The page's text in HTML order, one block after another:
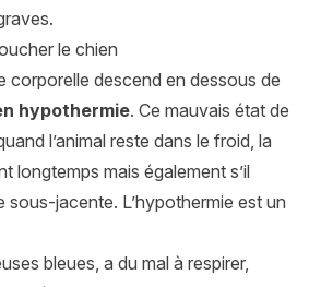
le chien
corporelle descend en dessous de
hypothermie. Ce mauvais état de
l’animal reste dans le froid, la
longtemps mais également s’il
sous-jacente. L’hypothermie est un
bleues, a du mal à respirer,